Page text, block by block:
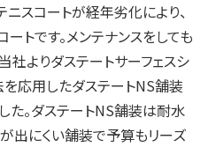
スコートが経年劣化により、
トです。メンテナンスをしても
社よりダステートサーフェスシ
を応用したダステートNS舗装
た。ダステートNS舗装は耐水
出にくい舗装で予算もリーズ